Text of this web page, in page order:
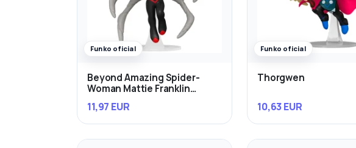
Funko oficial
Beyond Amazing Spider-
Woman Mattie Franklin
11,97 EUR
Funko oficial
Thorgwen
10,63 EUR